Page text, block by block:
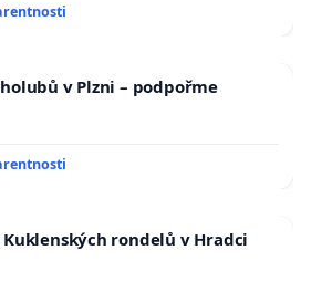
v Plzni – podpořme
Kuklenských rondelů v Hradci